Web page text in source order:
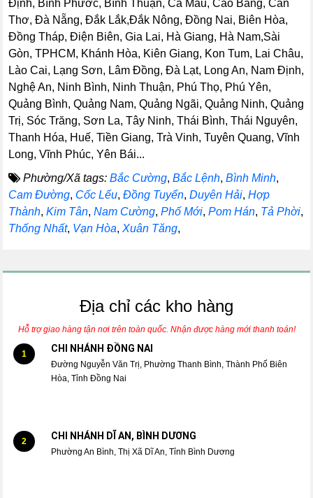
Định, Bình Phước, Bình Thuận, Cà Mau, Cao Bằng, Cần
Thơ, Đà Nẵng, Đắk Lắk,Đắk Nông, Đồng Nai, Biên Hòa,
Đồng Tháp, Điện Biên, Gia Lai, Hà Giang, Hà Nam,Sài
Gòn, TPHCM, Khánh Hòa, Kiên Giang, Kon Tum, Lai Châu,
Lào Cai, Lạng Sơn, Lâm Đồng, Đà Lạt, Long An, Nam Định,
Nghệ An, Ninh Bình, Ninh Thuận, Phú Thọ, Phú Yên,
Quảng Bình, Quảng Nam, Quảng Ngãi, Quảng Ninh, Quảng
Trị, Sóc Trăng, Sơn La, Tây Ninh, Thái Bình, Thái Nguyên,
Thanh Hóa, Huế, Tiền Giang, Trà Vinh, Tuyên Quang, Vĩnh
Long, Vĩnh Phúc, Yên Bái...
Phường/Xã tags: Bắc Cường,Bắc Lệnh,Bình Minh,
Cam Đường, Cốc Lếu,Đồng Tuyển,Duyên Hải,Hợp
Thành,Kim Tân,Nam Cường,Phố Mới,Pom Hán, Tả Phời,
Thống Nhất, Vạn Hòa,Xuân Tăng,
Địa chỉ các kho hàng
Hỗ trợ giao hàng tận nơi trên toàn quốc. Nhận được hàng mới thanh toán!
1 CHI NHÁNH ĐỒNG NAI
Đường Nguyễn Văn Trị, Phường Thanh Bình, Thành Phố Biên
Hòa, Tỉnh Đồng Nai
2 CHI NHÁNH DĨ AN, BÌNH DƯƠNG
Phường An Bình, Thị Xã Dĩ An, Tỉnh Bình Dương